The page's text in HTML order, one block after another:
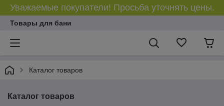
Уважаемые покупатели! Просьба уточнять цены.
Товары для бани
Каталог товаров
Каталог товаров